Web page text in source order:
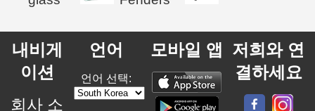
내비게
이션
회사 소
언어
언어 선택:
모바일 앱 저희와 연
결하세요